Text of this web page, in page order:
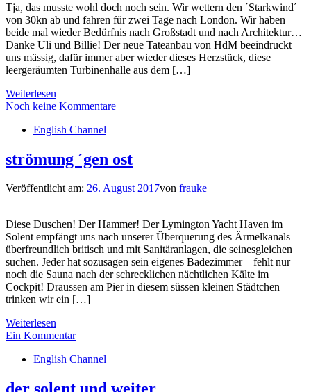
Tja, das musste wohl doch noch sein. Wir wettern den ´Starkwind´
von 30kn ab und fahren für zwei Tage nach London. Wir haben
beide mal wieder Bedürfnis nach Großstadt und nach Architektur…
Danke Uli und Billie! Der neue Tateanbau von HdM beeindruckt
uns mässig, dafür immer aber wieder dieses Herzstück, diese
leergeräumten Turbinenhalle aus dem […]
Weiterlesen
Noch keine Kommentare
English Channel
strömung ´gen ost
Veröffentlicht am: 26. August 2017von frauke
Diese Duschen! Der Hammer! Der Lymington Yacht Haven im
Solent empfängt uns nach unserer Überquerung des Ärmelkanals
überfreundlich britisch und mit Sanitäranlagen, die seinesgleichen
suchen. Jeder hat sozusagen sein eigenes Badezimmer – fehlt nur
noch die Sauna nach der schrecklichen nächtlichen Kälte im
Cockpit! Draussen am Pier in diesem süssen kleinen Städtchen
trinken wir ein […]
Weiterlesen
Ein Kommentar
English Channel